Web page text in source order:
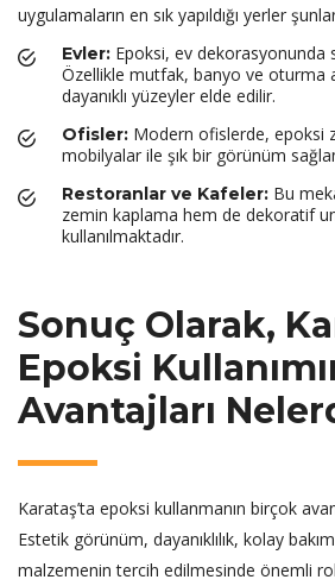
uygulamaların en sık yapıldığı yerler
Evler: Epoksi, ev dekorasyonunda
Özellikle mutfak, banyo ve oturma
dayanıklı yüzeyler elde edilir.
Ofisler: Modern ofislerde, epoksi
mobilyalar ile şık bir görünüm
Restoranlar ve Kafeler: Bu
zemin kaplama hem de dekoratif
kullanılmaktadır.
Sonuç Olarak,
Epoksi
Avantajları
Karataş’ta epoksi kullanmanın birçok
Estetik görünüm, dayanıklılık, kolay
malzemenin tercih edilmesinde önemli